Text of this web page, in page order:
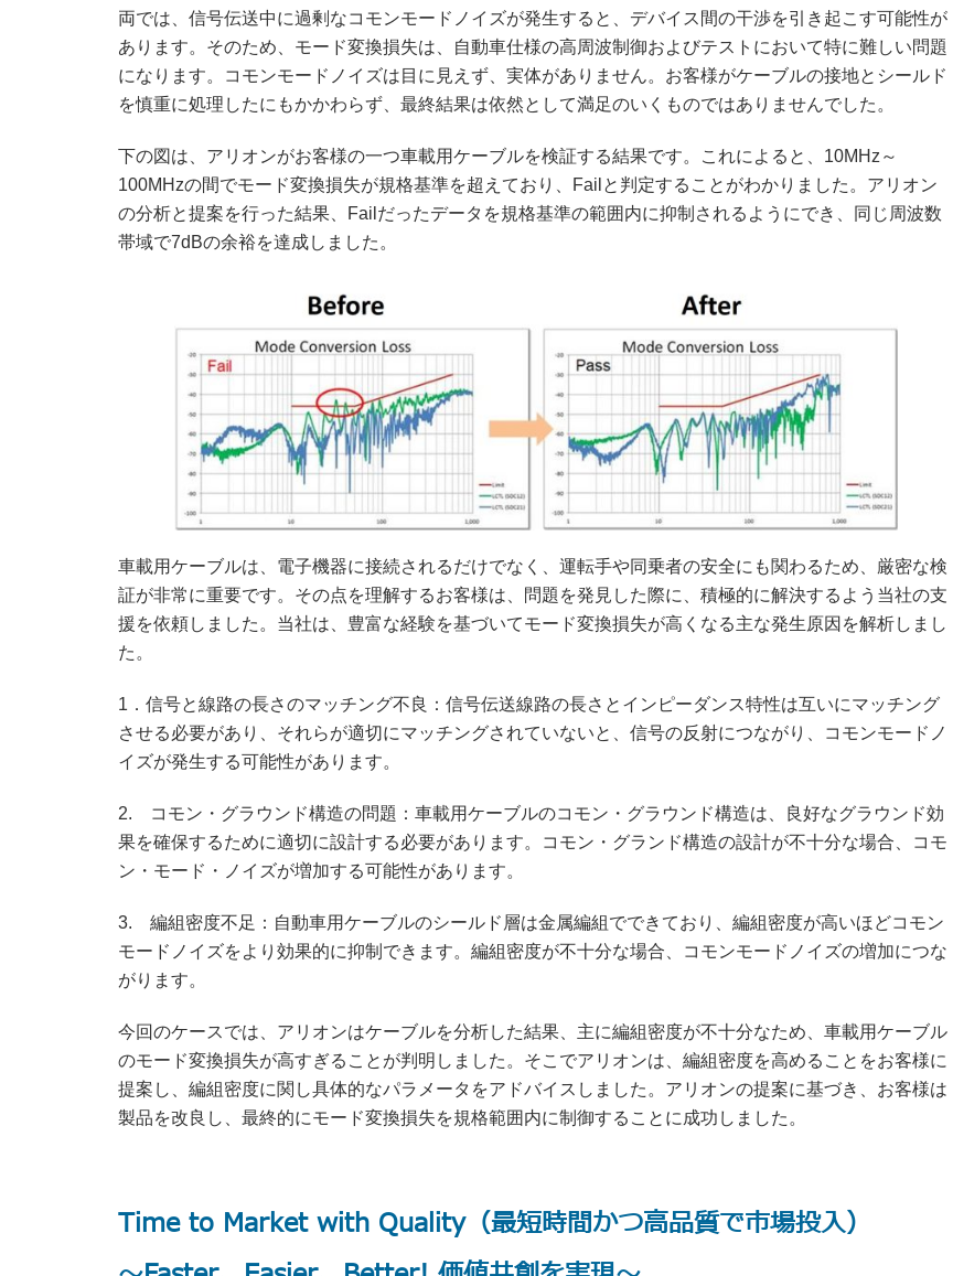
両では、信号伝送中に過剰なコモンモードノイズが発生すると、デバイス間の干渉を引き起こす可能性が
あります。そのため、モード変換損失は、自動車仕様の高周波制御およびテストにおいて特に難しい問題
になります。コモンモードノイズは目に見えず、実体がありません。お客様がケーブルの接地とシールド
を慎重に処理したにもかかわらず、最終結果は依然として満足のいくものではありませんでした。
下の図は、アリオンがお客様の一つ車載用ケーブルを検証する結果です。これによると、10MHz～
100MHzの間でモード変換損失が規格基準を超えており、Failと判定することがわかりました。アリオン
の分析と提案を行った結果、Failだったデータを規格基準の範囲内に抑制されるようにでき、同じ周波数
帯域で7dBの余裕を達成しました。
車載用ケーブルは、電子機器に接続されるだけでなく、運転手や同乗者の安全にも関わるため、厳密な検
証が非常に重要です。その点を理解するお客様は、問題を発見した際に、積極的に解決するよう当社の支
援を依頼しました。当社は、豊富な経験を基づいてモード変換損失が高くなる主な発生原因を解析しまし
た。
1．信号と線路の長さのマッチング不良：信号伝送線路の長さとインピーダンス特性は互いにマッチング
させる必要があり、それらが適切にマッチングされていないと、信号の反射につながり、コモンモードノ
イズが発生する可能性があります。
2. コモン・グラウンド構造の問題：車載用ケーブルのコモン・グラウンド構造は、良好なグラウンド効
果を確保するために適切に設計する必要があります。コモン・グランド構造の設計が不十分な場合、コモ
ン・モード・ノイズが増加する可能性があります。
3. 編組密度不足：自動車用ケーブルのシールド層は金属編組でできており、編組密度が高いほどコモン
モードノイズをより効果的に抑制できます。編組密度が不十分な場合、コモンモードノイズの増加につな
がります。
今回のケースでは、アリオンはケーブルを分析した結果、主に編組密度が不十分なため、車載用ケーブル
のモード変換損失が高すぎることが判明しました。そこでアリオンは、編組密度を高めることをお客様に
提案し、編組密度に関し具体的なパラメータをアドバイスしました。アリオンの提案に基づき、お客様は
製品を改良し、最終的にモード変換損失を規格範囲内に制御することに成功しました。
Time to Market with Quality（最短時間かつ高品質で市場投入）